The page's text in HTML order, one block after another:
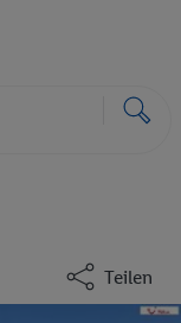
Teilen